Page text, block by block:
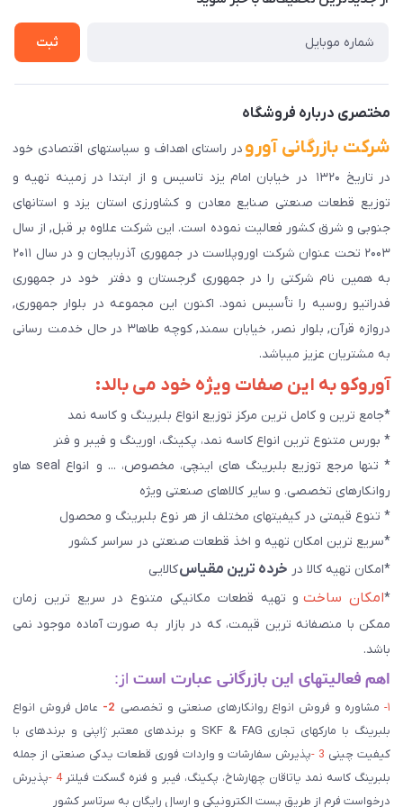
راهنمای ثبت سفارش
سوالات متداول
ثبت
مختصری درباره فروشگاه
شرکت بازرگانی آورو در راستای اهداف و سیاستهای اقتصادی خود
در تاریخ ۱۳۲۰ در خیابان امام یزد تاسیس و از ابتدا در زمینه تهیه و
توزیع قطعات صنعتی صنایع معادن و کشاورزی استان یزد و استانهای
جنوبی و شرق کشور فعالیت نموده است. این شرکت علاوه بر قبل, از سال
۲۰۰۳ تحت عنوان شرکت اوروپلاست در جمهوری آذربایجان و در سال ۲۰۱۱
به همین نام شرکتی را در جمهوری گرجستان و دفتر خود در جمهوری
فدراتیو روسیه را تأسیس نمود. اکنون این مجموعه در بلوار جمهوری,
دروازه قرآن, بلوار نصر, خیابان سمند, کوچه طاها۳ در حال خدمت رسانی
به مشتریان عزیز میباشد.
آوروکو به این صفات ویژه خود می بالد:
*جامع ترین و کامل ترین مرکز توزیع انواع بلبرینگ و کاسه نمد
* بورس متنوع ترین انواع کاسه نمد، پکینگ، اورینگ و فیبر و فنر
* تنها مرجع توزیع بلبرینگ های اینچی، مخصوص، ... و انواع seal هاو
روانکارهای تخصصی. و سایر کالاهای صنعتی ويژه
* تنوع قیمتی در کیفیتهای مختلف از هر نوع بلبرینگ و محصول
*سریع ترین امکان تهیه و اخذ قطعات صنعتی در سراسر کشور
*امکان تهیه کالا در خرده ترین مقیاسکالایی
*امکان ساختو تهیه قطعات مکانیکی متنوع در سریع ترین زمان
ممکن با منصفانه ترین قیمت، که در بازار به صورت آماده موجود نمی
باشد.
اهم فعالیتهای این بازرگانی عبارت است از:
۱- مشاوره و فروش انواع روانکارهای صنعتی و تخصصی 2-
عامل فروش انواع
بلبرینگ با مارکهای تجاری SKF & FAG و برندهای معتبر ژاپنی و برندهای با
کیفیت چینی 3 - پذیرش سفارشات و واردات فوری قطعات یدکی صنعتی از جمله
بلبرینگ کاسه نمد یاتاقان چهارشاخ، پکینگ، فیبر و فنره گسکت فیلتر4 - پذیرش
درخواست فرم از طریق پست الکترونیکی و ارسال رایگان به سرتاسر کشور